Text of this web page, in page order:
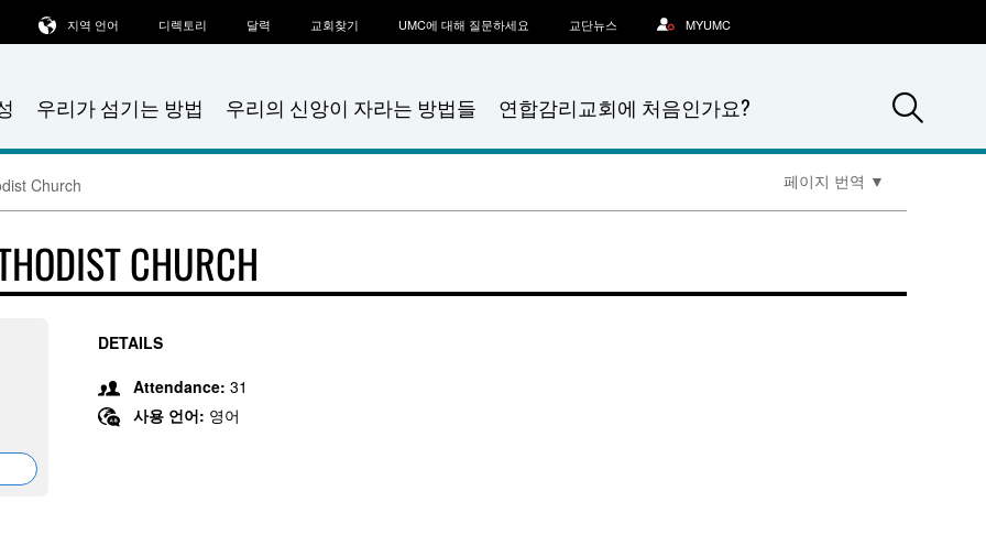
우리가 섬기는 방법 우리의 신앙이 자라는 방법들 연합감리교회에 처음인가요?
지역 언어 디렉토리 달력 교회찾기 UMC에 대해 질문하세요 교단뉴스 MYUMC
Church 페이지 번역 ▼
CHURCH
DETAILS
Attendance: 31
사용 언어: 영어